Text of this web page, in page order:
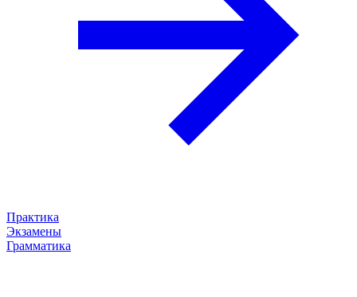
Практика
Экзамены
Грамматика